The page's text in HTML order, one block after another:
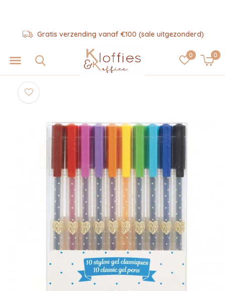
0 0
Gratis verzending vanaf €100 (sale uitgezonderd)